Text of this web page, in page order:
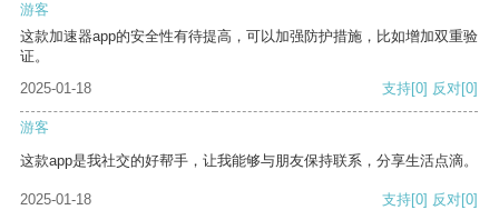
游客
这款加速器app的安全性有待提高，可以加强防护措施，比如增加双重验
证。
2025-01-18
支持[0] 反对[0]
游客
这款app是我社交的好帮手，让我能够与朋友保持联系，分享生活点滴。
2025-01-18 支持[0] 反对[0]